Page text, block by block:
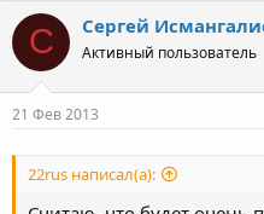
к
ц
и
и
:
С Сергей
Активный пользователь
21 Фев 2013
22rus написал(а):